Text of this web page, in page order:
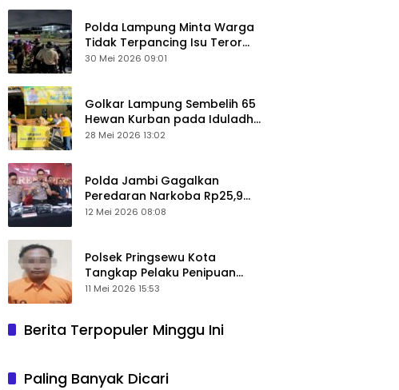
Polda Lampung Minta Warga
Tidak Terpancing Isu Teror
Pocong Palsu, Patroli
30 Mei 2026 09:01
Golkar Lampung Sembelih 65
Hewan Kurban pada Iduladha
1447 Hijriah
28 Mei 2026 13:02
Polda Jambi Gagalkan
Peredaran Narkoba Rp25,9
Miliar, Empat Tersangka
12 Mei 2026 08:08
Polsek Pringsewu Kota
Tangkap Pelaku Penipuan
Mobil, Sempat Kabur ke Jambi
11 Mei 2026 15:53
Berita Terpopuler Minggu Ini
Paling Banyak Dicari